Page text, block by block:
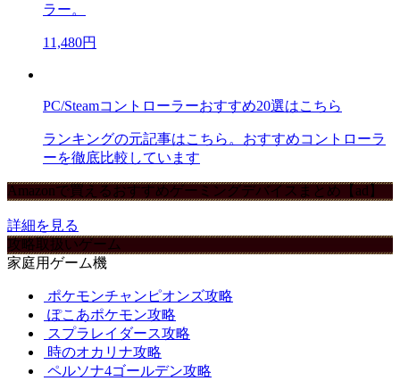
ラー。
11,480円
PC/Steamコントローラーおすすめ20選はこちら
ランキングの元記事はこちら。おすすめコントローラ
ーを徹底比較しています
Amazonで買えるおすすめゲーミングデバイスまとめ【ad】
詳細を見る
攻略取扱いゲーム
家庭用ゲーム機
ポケモンチャンピオンズ攻略
ぽこあポケモン攻略
スプラレイダース攻略
時のオカリナ攻略
ペルソナ4ゴールデン攻略